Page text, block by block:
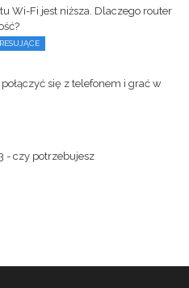
Wi-Fi jest niższa. Dlaczego router
się z telefonem i grać w
- czy potrzebujesz